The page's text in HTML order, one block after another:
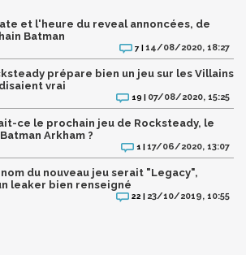
et l'heure du reveal annoncées, de
Batman
7 | 14/08/2020, 18:27
prépare bien un jeu sur les Villains
vrai
19 | 07/08/2020, 15:25
ce le prochain jeu de Rocksteady, le
Arkham ?
1 | 17/06/2020, 13:07
du nouveau jeu serait "Legacy",
leaker bien renseigné
22 | 23/10/2019, 10:55